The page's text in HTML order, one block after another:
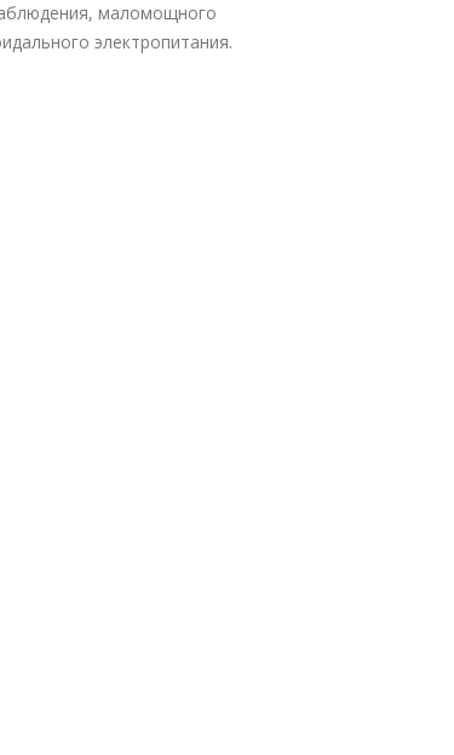
маломощного
электропитания.